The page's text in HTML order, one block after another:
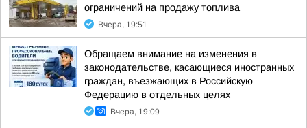
ограничений на продажу топлива
Вчера, 19:51
Обращаем внимание на изменения в
законодательстве, касающиеся иностранных
граждан, въезжающих в Российскую
Федерацию в отдельных целях
Вчера, 19:09